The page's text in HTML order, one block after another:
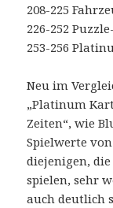
208-225
226-252
253-256
Neu im
„Platinum
Zeiten“, wie
Spielwerte
diejenigen,
spielen, sehr
auch deutlich